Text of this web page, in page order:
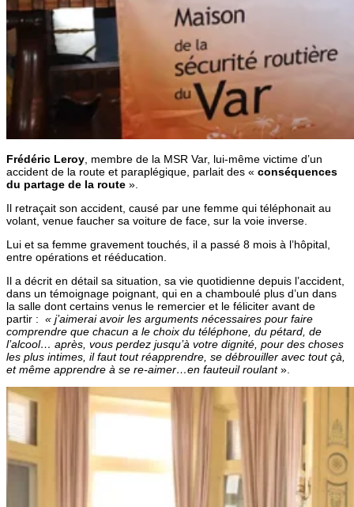
Frédéric Leroy , membre de la MSR Var, lui-même victime d’un
accident de la route et paraplégique, parlait des « conséquences
du partage de la route ».
Il retraçait son accident, causé par une femme qui téléphonait au
volant, venue faucher sa voiture de face, sur la voie inverse.
Lui et sa femme gravement touchés, il a passé 8 mois à l’hôpital,
entre opérations et rééducation.
Il a décrit en détail sa situation, sa vie quotidienne depuis l’accident,
dans un témoignage poignant, qui en a chamboulé plus d’un dans
la salle dont certains venus le remercier et le féliciter avant de
partir : « j’aimerai avoir les arguments nécessaires pour faire
comprendre que chacun a le choix du téléphone, du pétard, de
l’alcool… après, vous perdez jusqu’à votre dignité, pour des choses
les plus intimes, il faut tout réapprendre, se débrouiller avec tout çà,
et même apprendre à se re-aimer…en fauteuil roulant».